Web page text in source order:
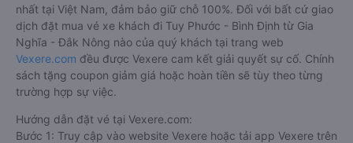
nhất tại Việt Nam, đảm bảo giữ chỗ 100%. Đối với bất cứ giao
dịch đặt mua vé xe khách đi Tuy Phước - Bình Định từ Gia
Nghĩa - Đắk Nông nào của quý khách tại trang web
Vexere.com đều được Vexere cam kết giải quyết sự cố. Chính
sách tặng coupon giảm giá hoặc hoàn tiền sẽ tùy theo từng
trường hợp sự việc.
Hướng dẫn đặt vé tại Vexere.com:
Bước 1: Truy cập vào website Vexere hoặc tải app Vexere trên